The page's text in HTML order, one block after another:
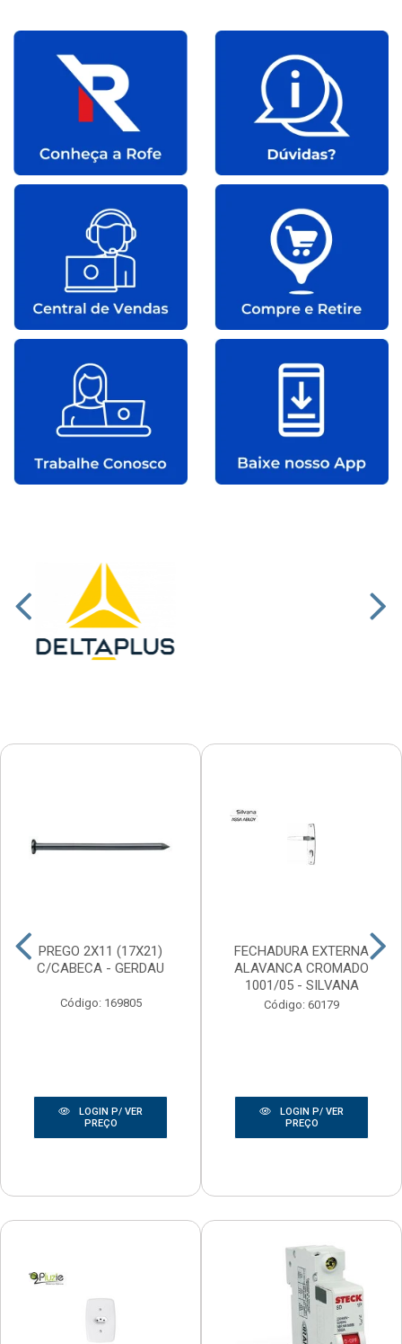
PREGO 2X11 (17X21)
C/CABECA - GERDAU
Código: 169805
LOGIN P/ VER
PREÇO
FECHADURA EXTERNA
ALAVANCA CROMADO
1001/05 - SILVANA
Código: 60179
LOGIN P/ VER
PREÇO